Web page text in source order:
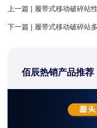
上一篇 | 履带式移动破碎站
下一篇 | 履带式移动破碎站
佰辰热销产品推荐